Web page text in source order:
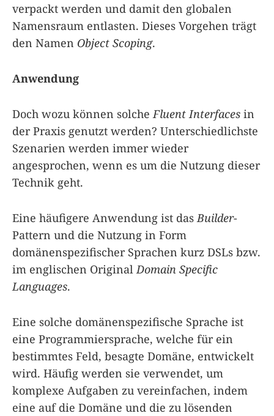
verpackt werden und damit den globalen
Namensraum entlasten. Dieses Vorgehen trägt
den Namen Object Scoping.
Anwendung
Doch wozu können solche Fluent Interfaces in
der Praxis genutzt werden? Unterschiedlichste
Szenarien werden immer wieder
angesprochen, wenn es um die Nutzung dieser
Technik geht.
Eine häufigere Anwendung ist das Builder-
Pattern und die Nutzung in Form
domänenspezifischer Sprachen kurz DSLs bzw.
im englischen Original Domain Specific
Languages.
Eine solche domänenspezifische Sprache ist
eine Programmiersprache, welche für ein
bestimmtes Feld, besagte Domäne, entwickelt
wird. Häufig werden sie verwendet, um
komplexe Aufgaben zu vereinfachen, indem
eine auf die Domäne und die zu lösenden